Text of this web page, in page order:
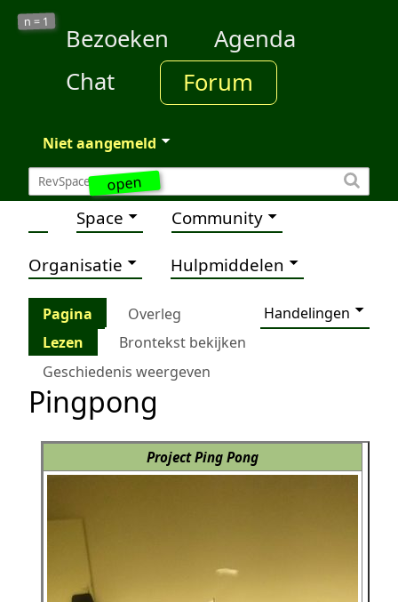
open
n = 1
Bezoeken
Agenda
Chat
Forum
Niet aangemeld
Space Community
Organisatie Hulpmiddelen
Pagina Overleg
Handelingen
Lezen
Brontekst bekijken
Geschiedenis weergeven
Pingpong
Project Ping Pong